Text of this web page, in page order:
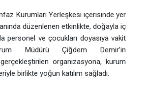
Kurumları Yerleşkesi içerisinde yer
düzenlenen etkinlikte, doğayla iç
personel ve çocukları doyasıya vakit
Müdürü Çiğdem Demir’in
organizasyona, kurum
birlikte yoğun katılım sağladı.